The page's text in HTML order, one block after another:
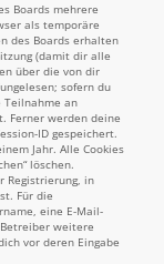
Boards mehrere
als temporäre
des Boards erhalten
(damit dir alle
über die von dir
sofern du
Teilnahme an
Ferner werden deine
ID gespeichert.
Jahr. Alle Cookies
löschen.
Registrierung, in
Für die
eine E-Mail-
weitere
vor deren Eingabe